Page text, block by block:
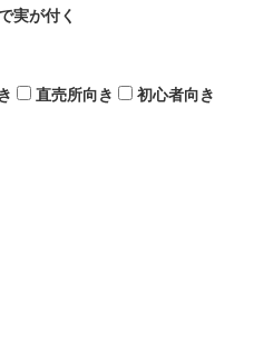
実が付く
直売所向き 初心者向き